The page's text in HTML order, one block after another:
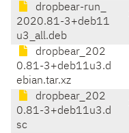
dropbear-run_
2020.81-3+deb11
u3_all.deb
dropbear_202
0.81-3+deb11u3.d
ebian.tar.xz
dropbear_202
0.81-3+deb11u3.d
sc